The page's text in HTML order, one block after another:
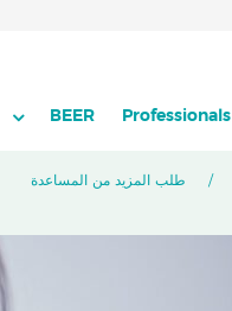
Professionals
BEER
طلب المزيد من المساعدة